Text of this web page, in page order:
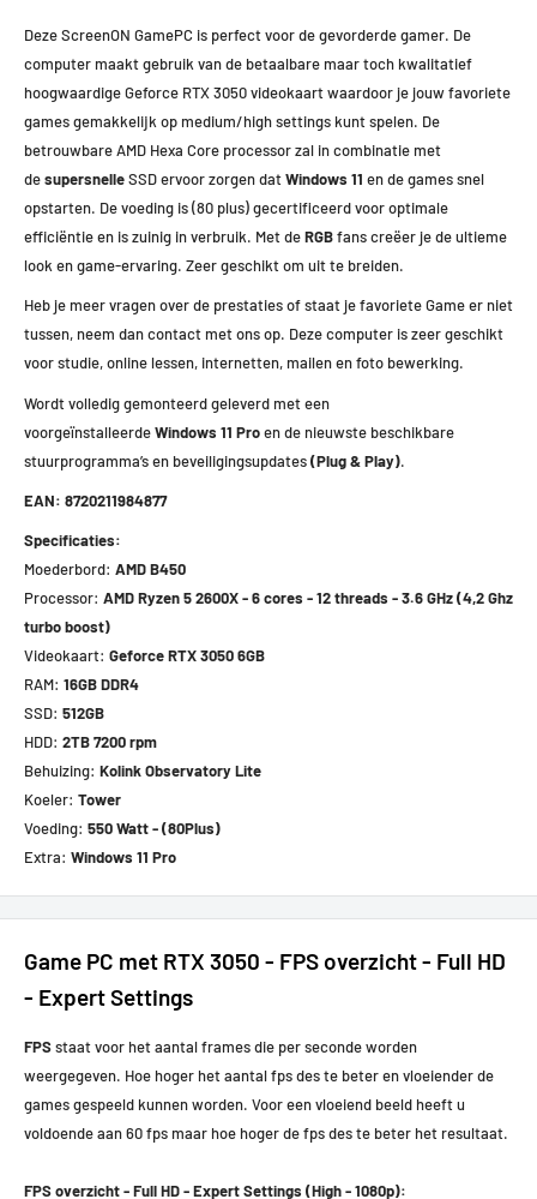
Deze ScreenON GamePC is perfect voor de gevorderde gamer. De
computer maakt gebruik van de betaalbare maar toch kwalitatief
hoogwaardige Geforce RTX 3050 videokaart waardoor je jouw favoriete
games gemakkelijk op medium/high settings kunt spelen. De
betrouwbare AMD Hexa Core processor zal in combinatie met
desupersnelleSSD ervoor zorgen datWindows 11 en de games snel
opstarten. De voeding is (80 plus) gecertificeerd voor optimale
efficiëntie en is zuinig in verbruik. Met deRGBfans creëer je de ultieme
look en game-ervaring. Zeer geschikt om uit te breiden.
Heb je meer vragen over de prestaties of staat je favoriete Game er niet
tussen, neem dan contact met ons op. Deze computer is zeer geschikt
voor studie, online lessen, internetten, mailen en foto bewerking.
Wordt volledig gemonteerd geleverd met een
voorgeïnstalleerdeWindows 11 Proen de nieuwste beschikbare
stuurprogramma’s en beveiligingsupdates(Plug & Play).
EAN: 8720211984877
Specificaties:
Moederbord: AMD B450
Processor: AMD Ryzen 5 2600X - 6 cores - 12 threads - 3.6 GHz (4,2 Ghz
turbo boost)
Videokaart: Geforce RTX 3050 6GB
RAM: 16GB DDR4
SSD: 512GB
HDD: 2TB 7200 rpm
Behuizing: Kolink Observatory Lite
Koeler: Tower
Voeding: 550 Watt - (80Plus)
Extra: Windows 11 Pro
Game PC met RTX 3050 - FPS overzicht - Full HD
- Expert Settings
FPSstaat voor het aantal frames die per seconde worden
weergegeven. Hoe hoger het aantal fps des te beter en vloeiender de
games gespeeld kunnen worden. Voor een vloeiend beeld heeft u
voldoende aan 60 fps maar hoe hoger de fps des te beter het resultaat.
FPS overzicht - Full HD - Expert Settings (High - 1080p):